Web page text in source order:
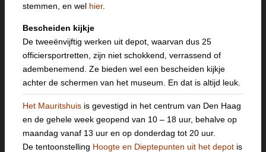
stemmen, en wel hier.
Bescheiden kijkje
De tweeënvijftig werken uit depot, waarvan dus 25
officiersportretten, zijn niet schokkend, verrassend of
adembenemend. Ze bieden wel een bescheiden kijkje
achter de schermen van het museum. En dat is altijd leuk.
Het Mauritshuis is gevestigd in het centrum van Den Haag
en de gehele week geopend van 10 – 18 uur, behalve op
maandag vanaf 13 uur en op donderdag tot 20 uur.
De tentoonstelling Hoogte en Dieptepunten uit het depot is